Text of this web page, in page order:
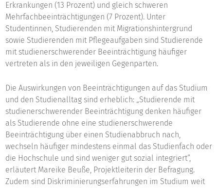
Erkrankungen (13 Prozent) und gleich schweren
Mehrfachbeeinträchtigungen (7 Prozent). Unter
Studentinnen, Studierenden mit Migrationshintergrund
sowie Studierenden mit Pflegeaufgaben sind Studierende
mit studienerschwerender Beeinträchtigung häufiger
vertreten als in den jeweiligen Gegenparten.
Die Auswirkungen von Beeinträchtigungen auf das Studium
und den Studienalltag sind erheblich: „Studierende mit
studienerschwerender Beeinträchtigung denken häufiger
als Studierende ohne eine studienerschwerende
Beeinträchtigung über einen Studienabbruch nach,
wechseln häufiger mindestens einmal das Studienfach oder
die Hochschule und sind weniger gut sozial integriert“,
erläutert Mareike Beuße, Projektleiterin der Befragung.
Zudem sind Diskriminierungserfahrungen im Studium weit